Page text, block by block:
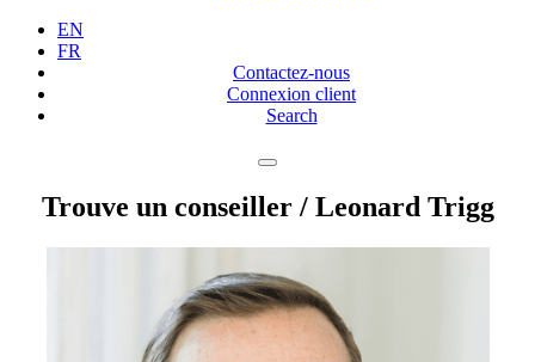
EN
FR
Contactez-nous
Connexion client
Search
Trouve un conseiller / Leonard Trigg